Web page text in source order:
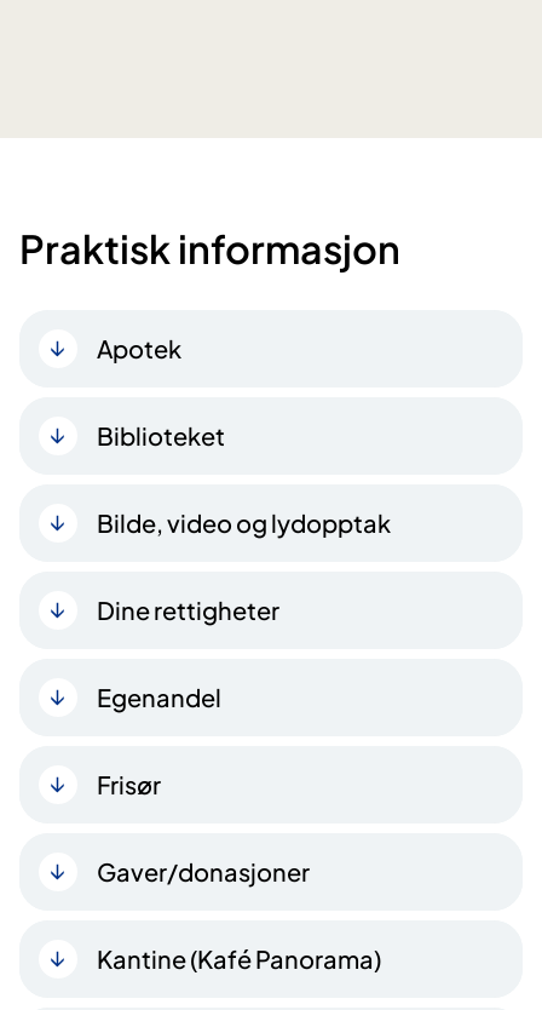
Praktisk informasjon
Apotek
Biblioteket
Bilde, video og lydopptak
Dine rettigheter
Egenandel
Frisør
Gaver/donasjoner
Kantine (Kafé Panorama)